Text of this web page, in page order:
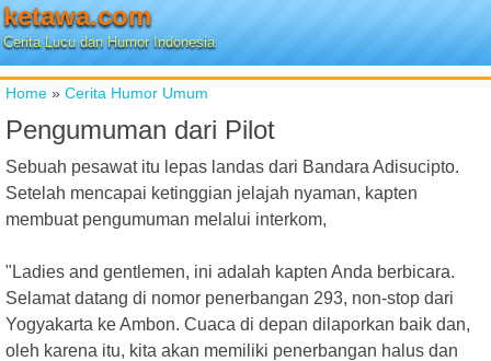
ketawa.com
Cerita Lucu dan Humor Indonesia
Home » Cerita Humor Umum
Pengumuman dari Pilot
Sebuah pesawat itu lepas landas dari Bandara Adisucipto.
Setelah mencapai ketinggian jelajah nyaman, kapten
membuat pengumuman melalui interkom,
"Ladies and gentlemen, ini adalah kapten Anda berbicara.
Selamat datang di nomor penerbangan 293, non-stop dari
Yogyakarta ke Ambon. Cuaca di depan dilaporkan baik dan,
oleh karena itu, kita akan memiliki penerbangan halus dan